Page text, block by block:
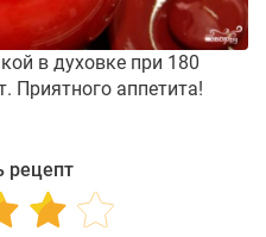
в духовке при 180
Приятного аппетита!
рецепт